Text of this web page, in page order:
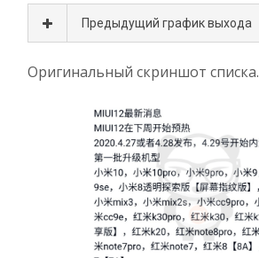
Предыдущий график выхода
Оригинальный скриншот списка.